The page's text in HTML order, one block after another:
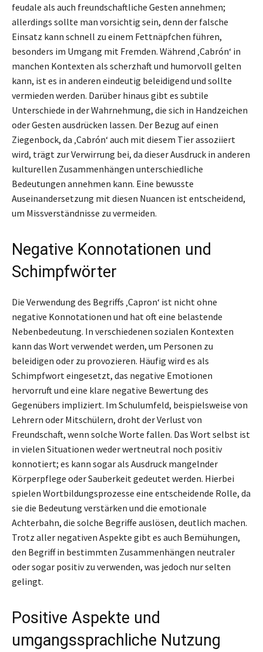
feudale als auch freundschaftliche Gesten annehmen;
allerdings sollte man vorsichtig sein, denn der falsche
Einsatz kann schnell zu einem Fettnäpfchen führen,
besonders im Umgang mit Fremden. Während ‚Cabrón‘ in
manchen Kontexten als scherzhaft und humorvoll gelten
kann, ist es in anderen eindeutig beleidigend und sollte
vermieden werden. Darüber hinaus gibt es subtile
Unterschiede in der Wahrnehmung, die sich in Handzeichen
oder Gesten ausdrücken lassen. Der Bezug auf einen
Ziegenbock, da ‚Cabrón‘ auch mit diesem Tier assoziiert
wird, trägt zur Verwirrung bei, da dieser Ausdruck in anderen
kulturellen Zusammenhängen unterschiedliche
Bedeutungen annehmen kann. Eine bewusste
Auseinandersetzung mit diesen Nuancen ist entscheidend,
um Missverständnisse zu vermeiden.
Negative Konnotationen und
Schimpfwörter
Die Verwendung des Begriffs ‚Capron‘ ist nicht ohne
negative Konnotationen und hat oft eine belastende
Nebenbedeutung. In verschiedenen sozialen Kontexten
kann das Wort verwendet werden, um Personen zu
beleidigen oder zu provozieren. Häufig wird es als
Schimpfwort eingesetzt, das negative Emotionen
hervorruft und eine klare negative Bewertung des
Gegenübers impliziert. Im Schulumfeld, beispielsweise von
Lehrern oder Mitschülern, droht der Verlust von
Freundschaft, wenn solche Worte fallen. Das Wort selbst ist
in vielen Situationen weder wertneutral noch positiv
konnotiert; es kann sogar als Ausdruck mangelnder
Körperpflege oder Sauberkeit gedeutet werden. Hierbei
spielen Wortbildungsprozesse eine entscheidende Rolle, da
sie die Bedeutung verstärken und die emotionale
Achterbahn, die solche Begriffe auslösen, deutlich machen.
Trotz aller negativen Aspekte gibt es auch Bemühungen,
den Begriff in bestimmten Zusammenhängen neutraler
oder sogar positiv zu verwenden, was jedoch nur selten
gelingt.
Positive Aspekte und
umgangssprachliche Nutzung